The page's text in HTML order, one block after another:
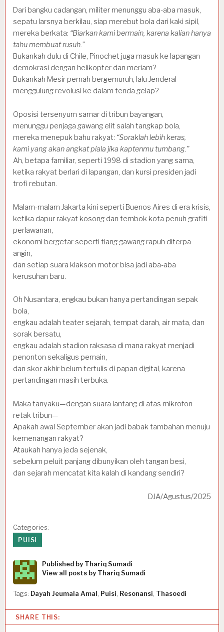
Dari bangku cadangan, militer menunggu aba-aba masuk,
sepatu larsnya berkilau, siap merebut bola dari kaki sipil,
mereka berkata: “Biarkan kami bermain, karena kalian hanya
tahu membuat rusuh.”
Bukankah dulu di Chile, Pinochet juga masuk ke lapangan
demokrasi dengan helikopter dan meriam?
Bukankah Mesir pernah bergemuruh, lalu Jenderal
menggulung revolusi ke dalam tenda gelap?
Oposisi tersenyum samar di tribun bayangan,
menunggu penjaga gawang elit salah tangkap bola,
mereka menepuk bahu rakyat: “Soraklah lebih keras,
kami yang akan angkat piala jika kaptenmu tumbang.”
Ah, betapa familiar, seperti 1998 di stadion yang sama,
ketika rakyat berlari di lapangan, dan kursi presiden jadi
trofi rebutan.
Malam-malam Jakarta kini seperti Buenos Aires di era krisis,
ketika dapur rakyat kosong dan tembok kota penuh grafiti
perlawanan,
ekonomi bergetar seperti tiang gawang rapuh diterpa
angin,
dan setiap suara klakson motor bisa jadi aba-aba
kerusuhan baru.
Oh Nusantara, engkau bukan hanya pertandingan sepak
bola,
engkau adalah teater sejarah, tempat darah, air mata, dan
sorak bersatu,
engkau adalah stadion raksasa di mana rakyat menjadi
penonton sekaligus pemain,
dan skor akhir belum tertulis di papan digital, karena
pertandingan masih terbuka.
Maka tanyaku—dengan suara lantang di atas mikrofon
retak tribun—
Apakah awal September akan jadi babak tambahan menuju
kemenangan rakyat?
Ataukah hanya jeda sejenak,
sebelum peluit panjang dibunyikan oleh tangan besi,
dan sejarah mencatat kita kalah di kandang sendiri?
DJA/Agustus/2025
Categories:
PUISI
Published by Thariq Sumadi
View all posts by Thariq Sumadi
Tags: Dayah Jeumala Amal Puisi Resonansi Thasoedi
SHARE THIS: